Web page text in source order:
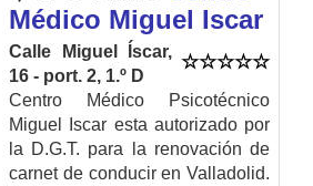
Médico Miguel Iscar
Calle Miguel Íscar,
16 - port. 2, 1.º D
Centro Médico Psicotécnico
Miguel Iscar esta autorizado por
la D.G.T. para la renovación de
carnet de conducir en Valladolid.